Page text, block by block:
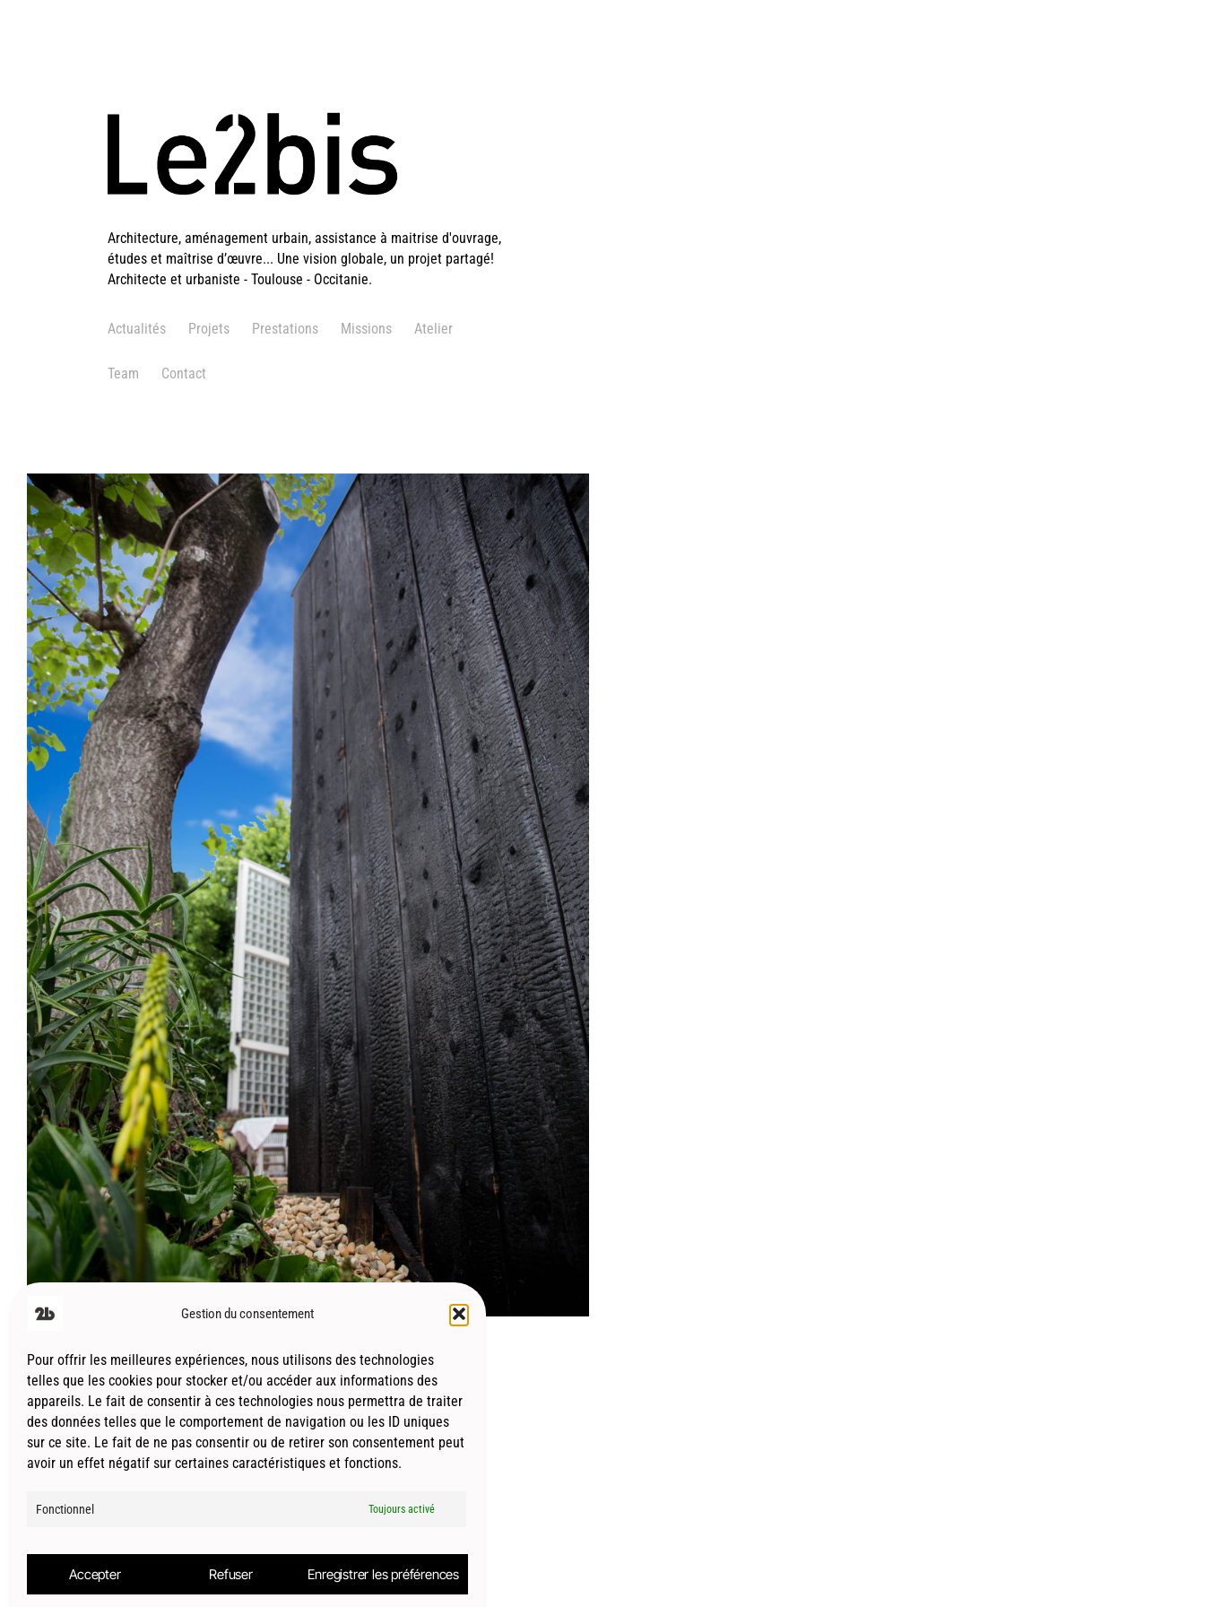
Gestion du consentement
Pour offrir les meilleures expériences, nous utilisons des technologies
telles que les cookies pour stocker et/ou accéder aux informations des
appareils. Le fait de consentir à ces technologies nous permettra de traiter
des données telles que le comportement de navigation ou les ID uniques
sur ce site. Le fait de ne pas consentir ou de retirer son consentement peut
avoir un effet négatif sur certaines caractéristiques et fonctions.
Fonctionnel Toujours activé
Accepter Refuser Enregistrer les préférences
Architecture, aménagement urbain, assistance à maitrise d'ouvrage,
études et maîtrise d’œuvre... Une vision globale, un projet partagé!
Architecte et urbaniste - Toulouse - Occitanie.
Actualités Projets Prestations Missions Atelier
Team Contact
Saint Georges d’Orques (34) – Extension – E01
Extension villa PL - "Il est temps d'agir" - 2018 Programme: Extension
fonctionnelle et Agrandissement d'une...
Architecture,Extensions
© 2026Le2bis Atelier | Architecte Toulouse-Montpellier-Biarritz
Actualités Projets Contact Prestations
Politique de confidentialité Politique de cookies (UE)